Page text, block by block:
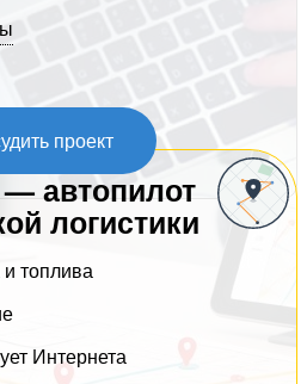
проект
автопилот
логистики
топлива
Интернета